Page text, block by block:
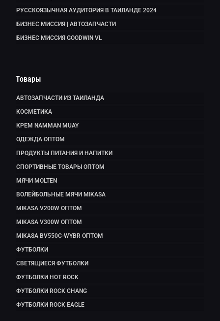
РУССКОЯЗЫЧНАЯ АУДИТОРИЯ В ТАИЛАНДЕ 2024
БИЗНЕС МИССИЯ | АВТОЗАПЧАСТИ
БИЗНЕС МИССИЯ GOODWIN VL
Товары
АВТОЗАПЧАСТИ ИЗ ТАИЛАНДА
КОСМЕТИКА
КРЕМ NAMMAN MUAY
ОДЕЖДА ОПТОМ
ПРОДУКТЫ ПИТАНИЯ И НАПИТКИ
СПОРТИВНЫЕ ТОВАРЫ ОПТОМ
МЯЧИ MOLTEN
ВОЛЕЙБОЛЬНЫЕ МЯЧИ MIKASA
MIKASA V200W ОПТОМ
MIKASA V300W ОПТОМ
MIKASA BV550C-WYBR ОПТОМ
ФУТБОЛКИ
СВЕТЯЩИЕСЯ ФУТБОЛКИ
ФУТБОЛКИ HOT ROCK
ФУТБОЛКИ ROCK CHANG
ФУТБОЛКИ ROCK EAGLE